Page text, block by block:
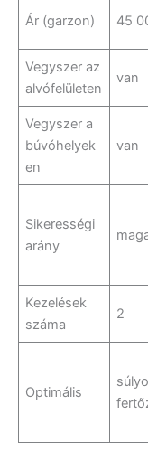
Ár (garzon) 45
Vegyszer az
alvófelületen
van
Vegyszer a
búvóhelyek
en
van
Sikerességi
arány
Kezelések
száma
2
Optimális